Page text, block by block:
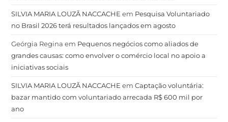
SILVIA MARIA LOUZÃ NACCACHE em Pesquisa Voluntariado
no Brasil 2026 terá resultados lançados em agosto
Geórgia Regina em Pequenos negócios como aliados de
grandes causas: como envolver o comércio local no apoio a
iniciativas sociais
SILVIA MARIA LOUZÃ NACCACHE emCaptação voluntária:
bazar mantido com voluntariado arrecada R$ 600 mil por
ano